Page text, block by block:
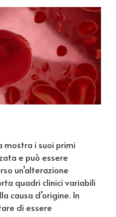
mostra i suoi primi
e può essere
un’alterazione
quadri clinici variabili
causa d’origine. In
di essere